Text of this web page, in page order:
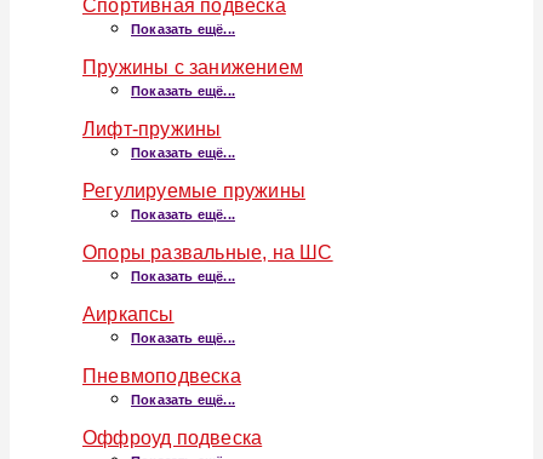
Спортивная подвеска
Показать ещё...
Пружины с занижением
Показать ещё...
Лифт-пружины
Показать ещё...
Регулируемые пружины
Показать ещё...
Опоры развальные, на ШС
Показать ещё...
Аиркапсы
Показать ещё...
Пневмоподвеска
Показать ещё...
Оффроуд подвеска